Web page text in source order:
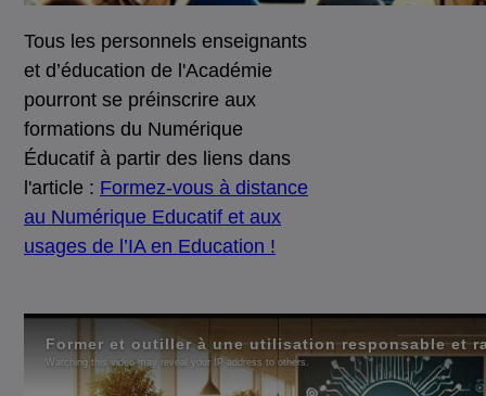
Tous les personnels enseignants
et d’éducation de l'Académie
pourront se préinscrire aux
formations du Numérique
Éducatif à partir des liens dans
l'article : Formez-vous à distance
au Numérique Educatif et aux
usages de l’IA en Education !